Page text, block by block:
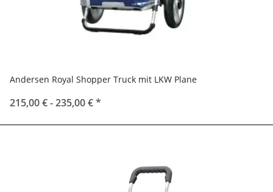
Andersen Royal Shopper Truck mit LKW Plane
215,00 € -235,00 €*